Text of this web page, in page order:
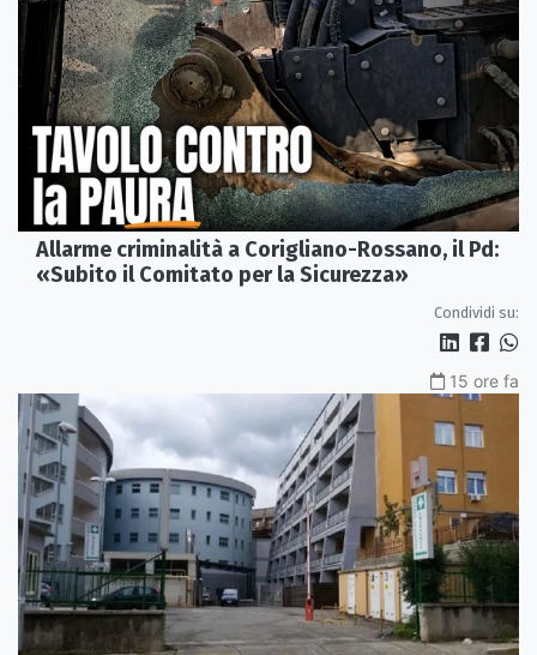
Allarme criminalità a Corigliano-Rossano, il Pd:
«Subito il Comitato per la Sicurezza»
Condividi su:
15 ore fa